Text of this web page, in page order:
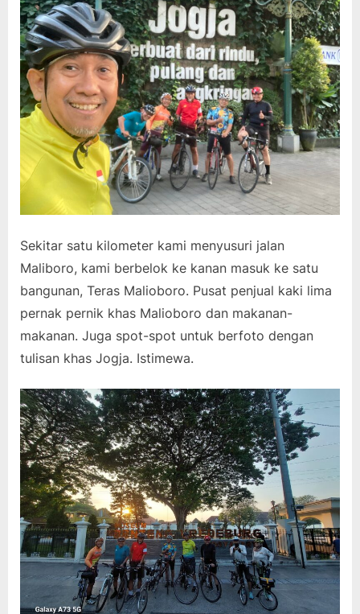
Sekitar satu kilometer kami menyusuri jalan
Maliboro, kami berbelok ke kanan masuk ke satu
bangunan, Teras Malioboro. Pusat penjual kaki lima
pernak pernik khas Malioboro dan makanan-
makanan. Juga spot-spot untuk berfoto dengan
tulisan khas Jogja. Istimewa.